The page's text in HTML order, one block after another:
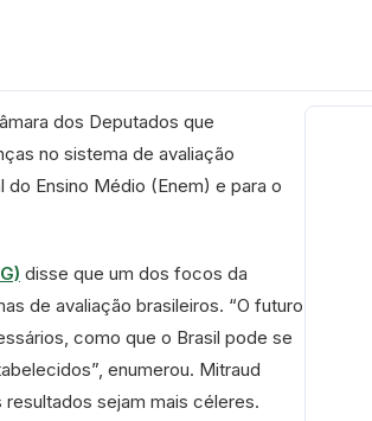
dos Deputados que
no sistema de avaliação
do Ensino Médio (Enem) e para o
disse que um dos focos da
de avaliação brasileiros. “O futuro
como que o Brasil pode se
enumerou. Mitraud
sejam mais céleres.